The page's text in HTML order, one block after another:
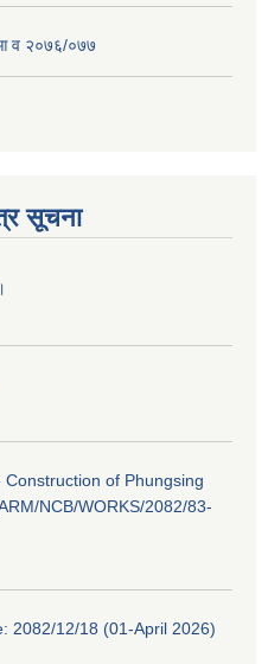
आ व २०७६/०७७
सूचना
Construction of Phungsing
NCB/WORKS/2082/83-
2082/12/18 (01-April 2026)